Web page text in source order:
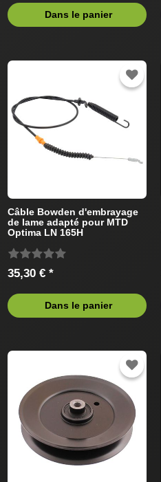
Dans le panier
Câble Bowden d'embrayage
de lame adapté pour MTD
Optima LN 165H
de pelouse
35,30 € *
Dans le panier